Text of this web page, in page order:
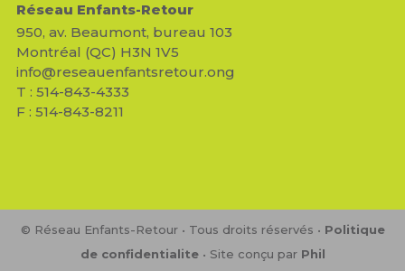
Réseau Enfants-Retour
950, av. Beaumont, bureau 103
Montréal (QC) H3N 1V5
info@reseauenfantsretour.ong
T : 514-843-4333
F : 514-843-8211
© Réseau Enfants-Retour • Tous droits réservés • Politique
de confidentialite• Site conçu par Phil